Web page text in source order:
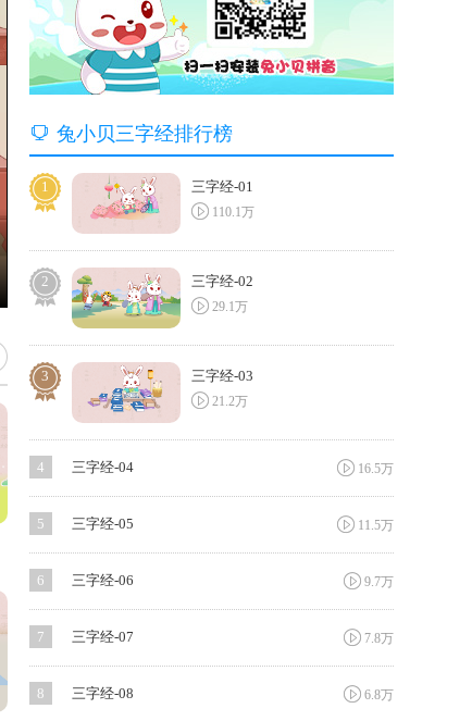
 兔小贝三字经排行榜
1 三字经-01
 110.1万
2 三字经-02
 29.1万
3 三字经-03
 21.2万
4 三字经-04  16.5万
5 三字经-05  11.5万
6 三字经-06  9.7万
7 三字经-07  7.8万
8 三字经-08  6.8万